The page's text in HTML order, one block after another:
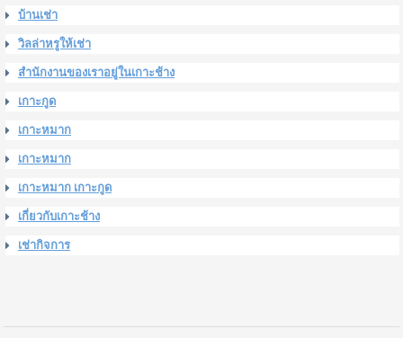
บ้านเช่า
วิลล่าหรูให้เช่า
สำนักงานของเราอยู่ในเกาะช้าง
เกาะกูด
เกาะหมาก
เกาะหมาก
เกาะหมาก เกาะกูด
เกี่ยวกับเกาะช้าง
เช่ากิจการ